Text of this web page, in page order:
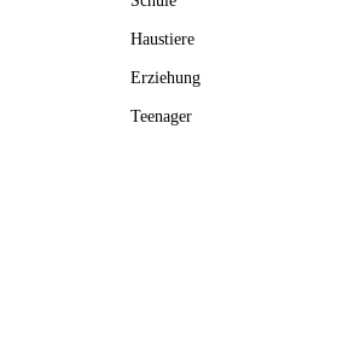
Haustiere
Erziehung
Teenager